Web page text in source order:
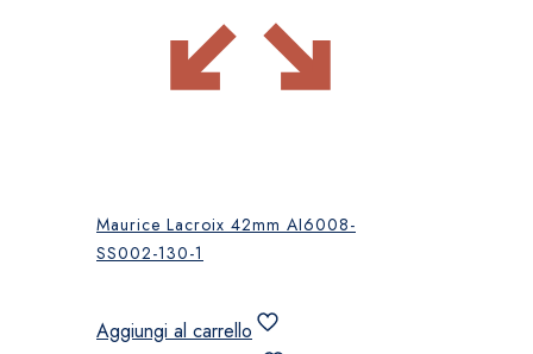
Maurice Lacroix 42mm AI6008-
SS002-130-1
Aggiungi al carrello